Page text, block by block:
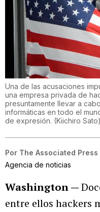
Una de las acusaciones
una empresa privada de
presuntamente llevar a
informáticas en todo el
de expresión. (Kiichiro Sato)
Por The Associated Press
Agencia de noticias
Washington —
entre ellos hackers